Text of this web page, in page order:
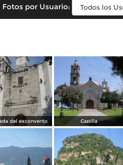
Fotos por Usuario:
del exconvento Capilla